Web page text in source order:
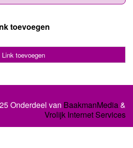
toevoegen
Link toevoegen
Onderdeel van BaakmanMedia&
Vrolijk Internet Services